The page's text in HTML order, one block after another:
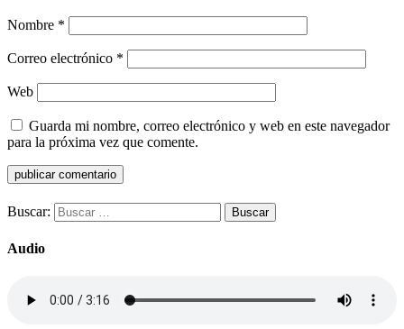
Nombre *
Correo electrónico *
Web
Guarda mi nombre, correo electrónico y web en este navegador
para la próxima vez que comente.
Buscar:
Audio